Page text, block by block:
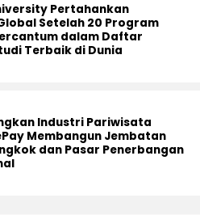
Pertahankan
Setelah 20 Program
dalam Daftar
Terbaik di Dunia
Industri Pariwisata
Membangun Jembatan
dan Pasar Penerbangan